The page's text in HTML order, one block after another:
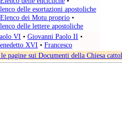
delle esortazioni apostoliche
Elenco dei Motu proprio •
delle lettere apostoliche
VI • Giovanni Paolo II •
XVI • Francesco
pagine sui Documenti della Chiesa